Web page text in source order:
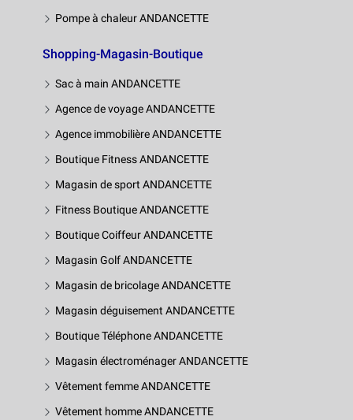
Pompe à chaleur ANDANCETTE
Shopping-Magasin-Boutique
Sac à main ANDANCETTE
Agence de voyage ANDANCETTE
Agence immobilière ANDANCETTE
Boutique Fitness ANDANCETTE
Magasin de sport ANDANCETTE
Fitness Boutique ANDANCETTE
Boutique Coiffeur ANDANCETTE
Magasin Golf ANDANCETTE
Magasin de bricolage ANDANCETTE
Magasin déguisement ANDANCETTE
Boutique Téléphone ANDANCETTE
Magasin électroménager ANDANCETTE
Vêtement femme ANDANCETTE
Vêtement homme ANDANCETTE